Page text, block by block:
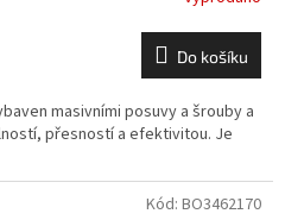
Do košíku
masivními posuvy a šrouby a
přesností a efektivitou. Je
Kód: BO3462170